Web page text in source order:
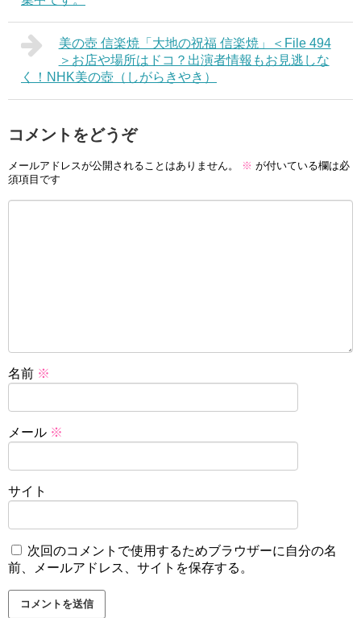
美の壺 信楽焼「大地の祝福 信楽焼」＜File 494
＞お店や場所はドコ？出演者情報もお見逃しな
く！NHK美の壺（しがらきやき）
コメントをどうぞ
メールアドレスが公開されることはありません。 ※ が付いている欄は必
須項目です
名前 ※
メール ※
サイト
次回のコメントで使用するためブラウザーに自分の名
前、メールアドレス、サイトを保存する。